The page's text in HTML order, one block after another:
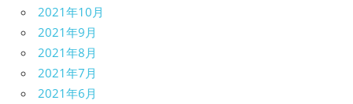
2021年10月
2021年9月
2021年8月
2021年7月
2021年6月